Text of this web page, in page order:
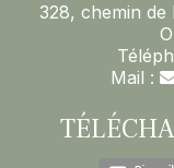
328, chemin de
Mail :